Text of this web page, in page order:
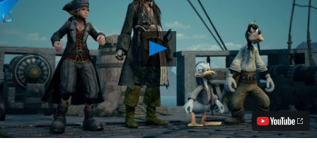
Reproduzir
Novo
Trailer
para
Kingdom
Hearts
III
Revela